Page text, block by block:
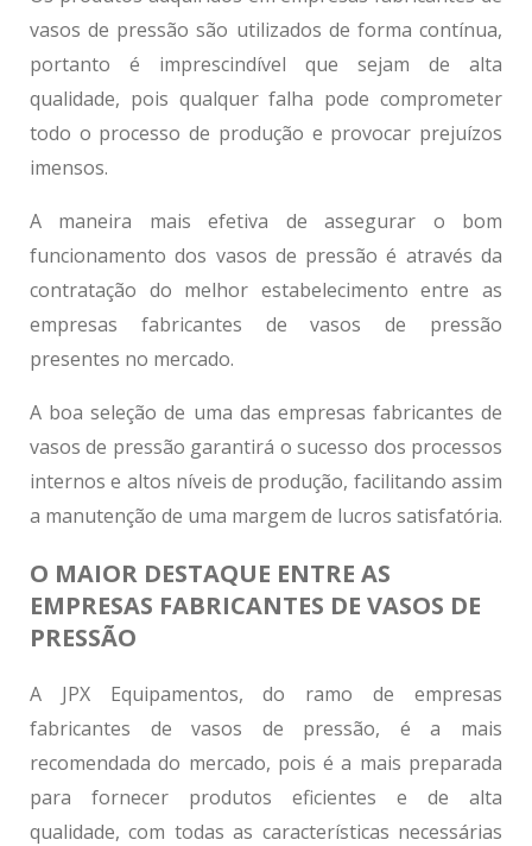
vasos de pressão são utilizados de forma contínua,
portanto é imprescindível que sejam de alta
qualidade, pois qualquer falha pode comprometer
todo o processo de produção e provocar prejuízos
imensos.
A maneira mais efetiva de assegurar o bom
funcionamento dos vasos de pressão é através da
contratação do melhor estabelecimento entre as
empresas fabricantes de vasos de pressão
presentes no mercado.
A boa seleção de uma das empresas fabricantes de
vasos de pressão garantirá o sucesso dos processos
internos e altos níveis de produção, facilitando assim
a manutenção de uma margem de lucros satisfatória.
O MAIOR DESTAQUE ENTRE AS
EMPRESAS FABRICANTES DE VASOS DE
PRESSÃO
A JPX Equipamentos, do ramo de empresas
fabricantes de vasos de pressão, é a mais
recomendada do mercado, pois é a mais preparada
para fornecer produtos eficientes e de alta
qualidade, com todas as características necessárias